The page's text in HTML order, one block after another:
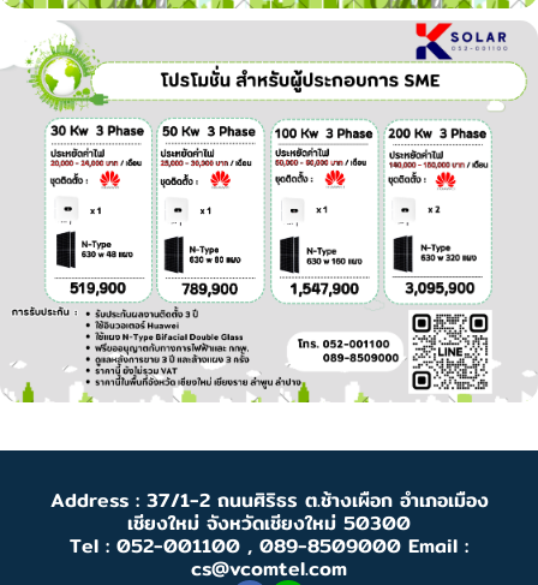
Address : 37/1-2 ถนนศิริธร ต.ช้างเผือก อำเภอเมือง
เชียงใหม่ จังหวัดเชียงใหม่ 50300
Tel : 052-001100 , 089-8509000 Email :
cs@vcomtel.com